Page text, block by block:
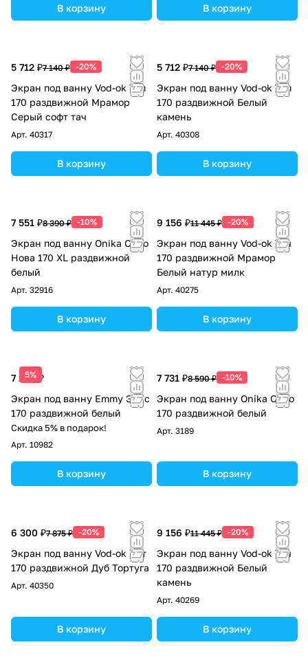
В корзину В корзину
5 712 ₽7 140 ₽ -20%
Экран под ванну Vod-ok Топ
170 раздвижной Мрамор
Серый софт тач
Арт. 40317
В корзину
5 712 ₽7 140 ₽ -20%
Экран под ванну Vod-ok Топ
170 раздвижной Белый
камень
Арт. 40308
В корзину
7 551 ₽8 390 ₽ -10%
Экран под ванну Onika Одио
Нова 170 XL раздвижной
белый
Арт. 32916
В корзину
9 156 ₽11 445 ₽ -20%
Экран под ванну Vod-ok Тач
170 раздвижной Мрамор
Белый натур милк
Арт. 40275
В корзину
5%
7 190 ₽
Экран под ванну Emmy Элис
170 раздвижной белый
Скидка 5% в подарок!
Арт. 10982
В корзину
7 731 ₽8 590 ₽ -10%
Экран под ванну Onika Одио
170 раздвижной белый
Арт. 3189
В корзину
6 300 ₽7 875 ₽ -20%
Экран под ванну Vod-ok Хит
170 раздвижной Дуб Тортуга
Арт. 40350
В корзину
9 156 ₽11 445 ₽ -20%
Экран под ванну Vod-ok Тач
170 раздвижной Белый
камень
Арт. 40269
В корзину